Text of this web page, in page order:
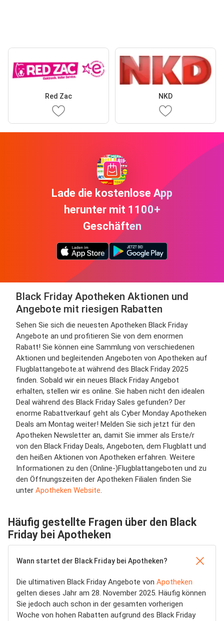
Red Zac NKD
Lade die kostenlose App
herunter mit 1100+
Geschäften
Black Friday Apotheken Aktionen und
Angebote mit riesigen Rabatten
Sehen Sie sich die neuesten Apotheken Black Friday
Angebote an und profitieren Sie von dem enormen
Rabatt! Sie können eine Sammlung von verschiedenen
Aktionen und begleitenden Angeboten von Apotheken auf
Flugblattangebote.at während des Black Friday 2025
finden. Sobald wir ein neues Black Friday Angebot
erhalten, stellen wir es online. Sie haben nicht den idealen
Deal während des Black Friday Sales gefunden? Der
enorme Rabattverkauf geht als Cyber Monday Apotheken
Deals am Montag weiter! Melden Sie sich jetzt für den
Apotheken Newsletter an, damit Sie immer als Erste/r
von den Black Friday Deals, Angeboten, dem Flugblatt und
den heißen Aktionen von Apotheken erfahren. Weitere
Informationen zu den (Online-)Flugblattangeboten und zu
den Öffnungszeiten der Apotheken Filialen finden Sie
unter Apotheken Website.
Häufig gestellte Fragen über den Black
Friday bei Apotheken
Wann startet der Black Friday bei Apotheken?
Die ultimativen Black Friday Angebote von Apotheken
gelten dieses Jahr am 28. November 2025. Häufig können
Sie jedoch auch schon in der gesamten vorherigen
Woche von hohen Rabatten aufgrund des Black Friday